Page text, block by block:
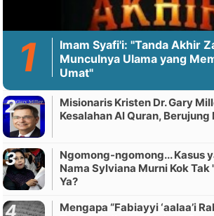
Imam Syafi'i: "Tanda Akhir
Munculnya Ulama yang
Umat"
Misionaris Kristen Dr. Gary
Kesalahan Al Quran,
Ngomong-ngomong... Kasus
Nama Sylviana Murni Kok
Ya?
Mengapa “Fabiayyi ‘aalaa’i